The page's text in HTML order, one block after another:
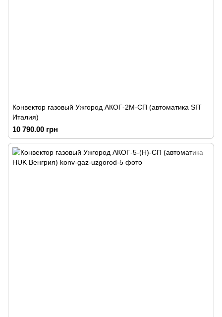
Конвектор газовый Ужгород АКОГ-2М-СП (автоматика SIT
Италия)
10 790.00 грн